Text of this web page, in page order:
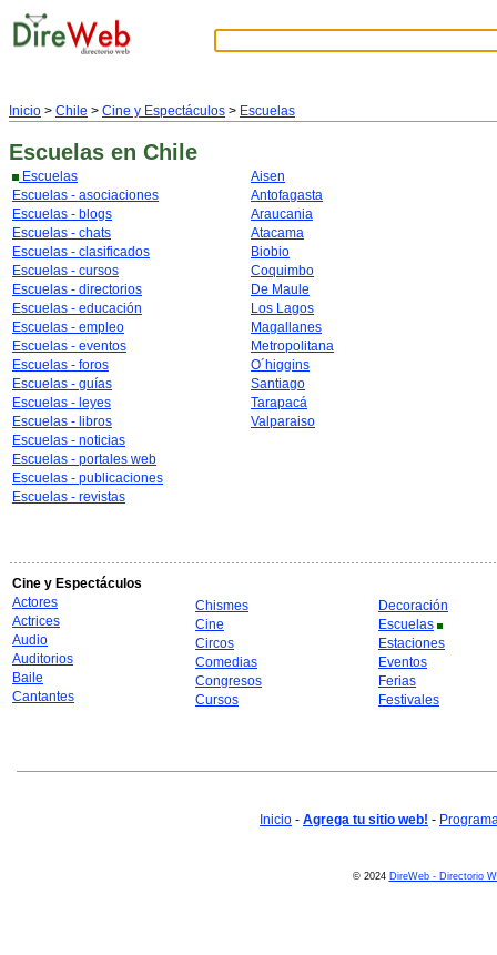
Inicio > Chile > Cine y Espectáculos > Escuelas
Escuelas en Chile
Escuelas
Escuelas - asociaciones
Escuelas - blogs
Escuelas - chats
Escuelas - clasificados
Escuelas - cursos
Escuelas - directorios
Escuelas - educación
Escuelas - empleo
Escuelas - eventos
Escuelas - foros
Escuelas - guías
Escuelas - leyes
Escuelas - libros
Escuelas - noticias
Escuelas - portales web
Escuelas - publicaciones
Escuelas - revistas
Aisen
Antofagasta
Araucania
Atacama
Biobio
Coquimbo
De Maule
Los Lagos
Magallanes
Metropolitana
O´higgins
Santiago
Tarapacá
Valparaiso
Cine y Espectáculos
Actores
Actrices
Audio
Auditorios
Baile
Cantantes
Chismes
Cine
Circos
Comedias
Congresos
Cursos
Decoración
Escuelas
Estaciones
Eventos
Ferias
Festivales
Inicio - Agrega tu sitio web! -
© 2024 DireWeb - Directorio